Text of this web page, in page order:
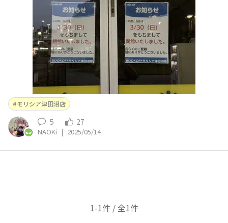
モリシア津田沼店
5 27
NAOKi | 2025/05/14
1-1件 / 全1件